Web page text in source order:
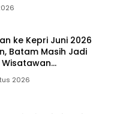
ke Kepri Juni 2026
Batam Masih Jadi
2026